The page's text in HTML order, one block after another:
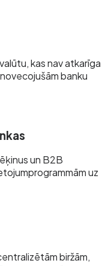
kas nav atkarīga
banku
un B2B
uz
biržām,